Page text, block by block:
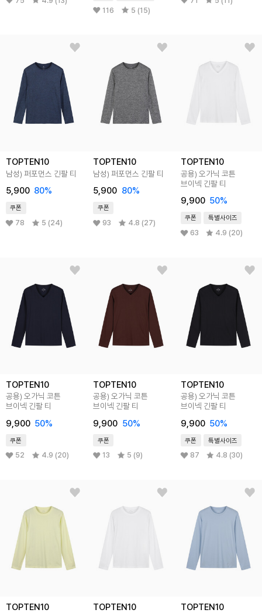
116
5 (15)
TOPTEN10
남성) 퍼포먼스 긴팔 티
5,900 80%
쿠폰
78 5 (24)
TOPTEN10
남성) 퍼포먼스 긴팔 티
5,900 80%
쿠폰
93 4.8 (27)
TOPTEN10
공용) 오가닉 코튼
브이넥 긴팔 티
9,900 50%
쿠폰 특별사이즈
63 4.9 (20)
TOPTEN10
공용) 오가닉 코튼
브이넥 긴팔 티
9,900 50%
쿠폰
52 4.9 (20)
TOPTEN10
공용) 오가닉 코튼
브이넥 긴팔 티
9,900 50%
쿠폰
13 5 (9)
TOPTEN10
공용) 오가닉 코튼
브이넥 긴팔 티
9,900 50%
쿠폰 특별사이즈
87 4.8 (30)
TOPTEN10 TOPTEN10 TOPTEN10